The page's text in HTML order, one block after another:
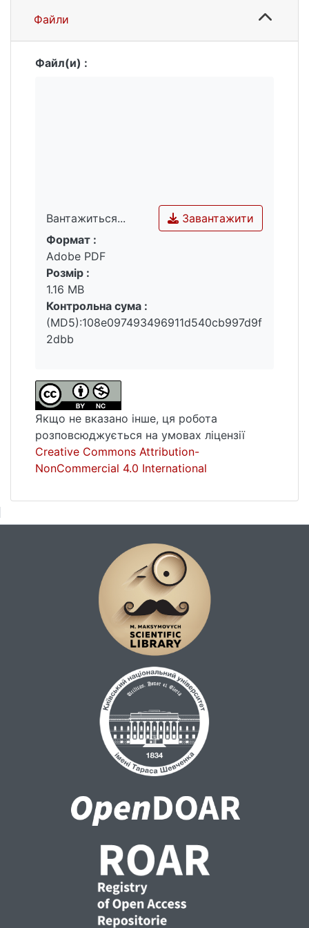
Файли
Файл(и) :
Вантажиться...
Вантажиться...
Завантажити
Формат :
Adobe PDF
Розмір :
1.16 MB
Контрольна сума :
(MD5):108e097493496911d540cb997d9f
2dbb
Якщо не вказано інше, ця робота
розповсюджується на умовах ліцензії
Creative Commons Attribution-
NonCommercial 4.0 International